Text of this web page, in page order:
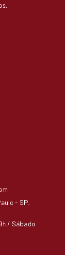
- SP,
/ Sábado